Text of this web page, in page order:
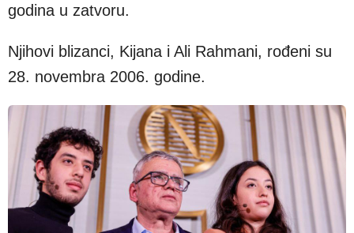
godina u zatvoru.
Njihovi blizanci, Kijana i Ali Rahmani, rođeni su
28. novembra 2006. godine.